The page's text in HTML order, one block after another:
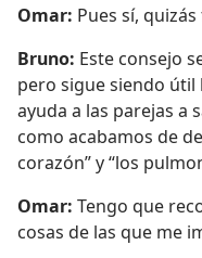
Omar: Pues sí,
Bruno: Este consejo
pero sigue siendo útil
ayuda a las parejas a
como acabamos de
corazón” y “los
Omar: Tengo que
cosas de las que me